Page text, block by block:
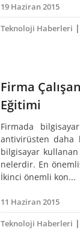
19 Haziran 2015
Teknoloji Haberleri |
Firma
Eğitimi
Firmada
antivirüsten daha
bilgisayar
nelerdir. En
İkinci önemli kon...
11 Haziran 2015
Teknoloji Haberleri |